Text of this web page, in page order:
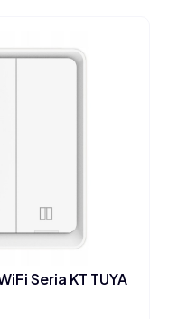
Seria KT TUYA